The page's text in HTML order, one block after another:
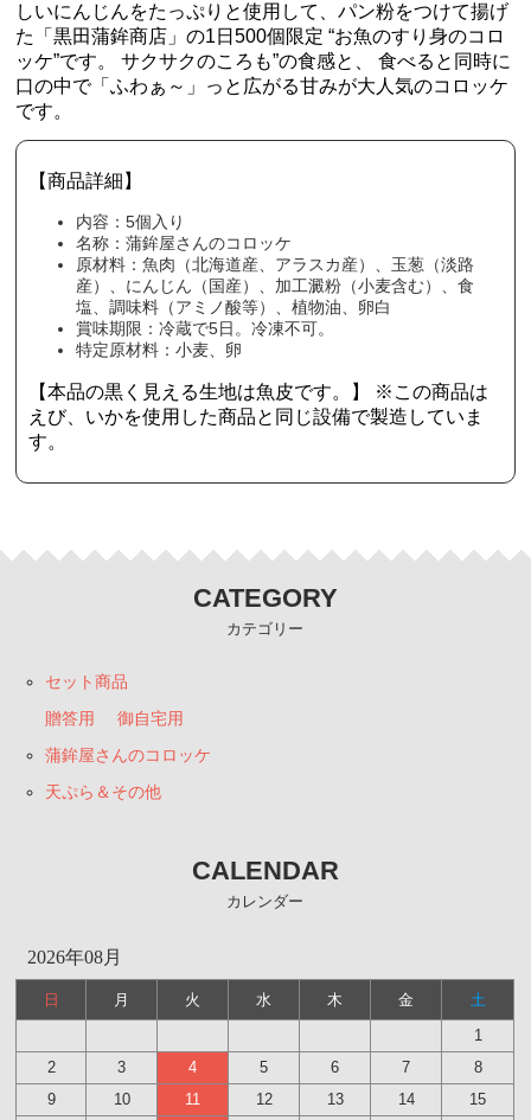
しいにんじんをたっぷりと使用して、パン粉をつけて揚げ
た「黒田蒲鉾商店」の1日500個限定 “お魚のすり身のコロ
ッケ”です。 サクサクのころも”の食感と、 食べると同時に
口の中で「ふわぁ～」っと広がる甘みが大人気のコロッケ
です。
【商品詳細】
内容：5個入り
名称：蒲鉾屋さんのコロッケ
原材料：魚肉（北海道産、アラスカ産）、玉葱（淡路
産）、にんじん（国産）、加工澱粉（小麦含む）、食
塩、調味料（アミノ酸等）、植物油、卵白
賞味期限：冷蔵で5日。冷凍不可。
特定原材料：小麦、卵
【本品の黒く見える生地は魚皮です。】 ※この商品は
えび、いかを使用した商品と同じ設備で製造していま
す。
CATEGORY
カテゴリー
セット商品
贈答用
御自宅用
蒲鉾屋さんのコロッケ
天ぷら＆その他
CALENDAR
カレンダー
2026年08月
日 月 火 水 木 金
土
1
2
3 4 5 6 7
8
9
10 11 12 13 14
15